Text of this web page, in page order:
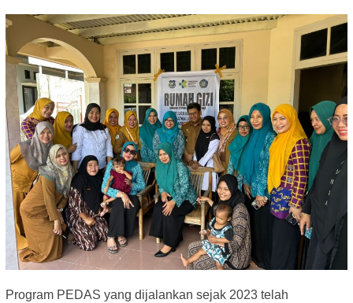
Program PEDAS yang dijalankan sejak 2023 telah